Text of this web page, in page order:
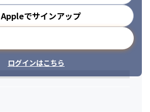
Appleでサインアップ
ログインはこちら